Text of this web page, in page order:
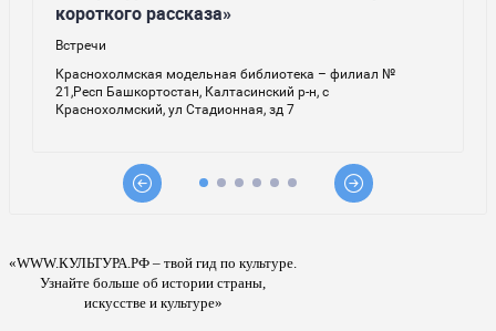
«WWW.КУЛЬТУРА.РФ – твой гид по культуре.
Узнайте больше об истории страны,
искусстве и культуре»